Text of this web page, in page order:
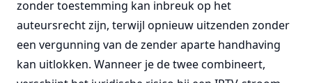
zonder toestemming kan inbreuk op het
auteursrecht zijn, terwijl opnieuw uitzenden zonder
een vergunning van de zender aparte handhaving
kan uitlokken. Wanneer je de twee combineert,